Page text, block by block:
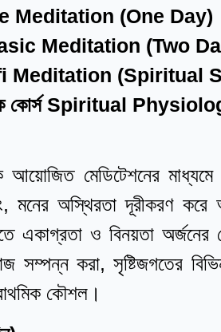
Meditation (One Day)
Meditation (Two
Meditation (Spiritual
কোর্সSpiritual
আয়োজিত মেডিটেশনের
মনের অস্থিরতা দূরীকরণ
একাগ্রতা ও বিনয়তা
সম্পন্ন করা, সৃষ্টিজগতের
কৌশল।